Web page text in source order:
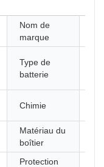
Nom de
marque
Type de
batterie
Chimie
Matériau du
boîtier
Protection